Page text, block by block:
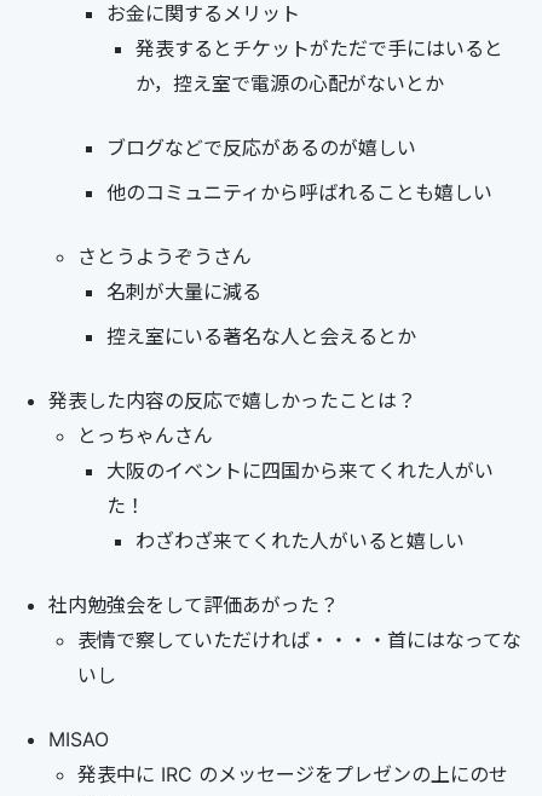
お金に関するメリット
発表するとチケットがただで手にはいると
か，控え室で電源の心配がないとか
ブログなどで反応があるのが嬉しい
他のコミュニティから呼ばれることも嬉しい
さとうようぞうさん
名刺が大量に減る
控え室にいる著名な人と会えるとか
発表した内容の反応で嬉しかったことは？
とっちゃんさん
大阪のイベントに四国から来てくれた人がい
た！
わざわざ来てくれた人がいると嬉しい
社内勉強会をして評価あがった？
表情で察していただければ・・・・首にはなってな
いし
MISAO
発表中に IRC のメッセージをプレゼンの上にのせ